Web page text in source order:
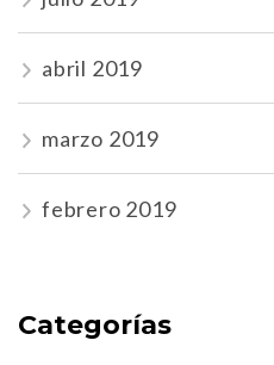
abril 2019
marzo 2019
febrero 2019
Categorías